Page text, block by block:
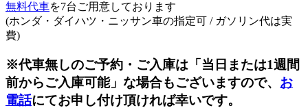
無料代車を7台ご用意しております
(ホンダ・ダイハツ・ニッサン車の指定可 / ガソリン代は実
費)
※代車無しのご予約・ご入庫は「当日または1週間
前からご入庫可能」な場合もございますので、 お
電話にてお申し付け頂ければ幸いです。